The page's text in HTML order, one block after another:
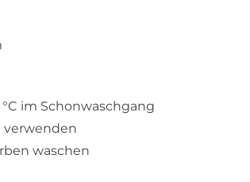
im Schonwaschgang
verwenden
waschen